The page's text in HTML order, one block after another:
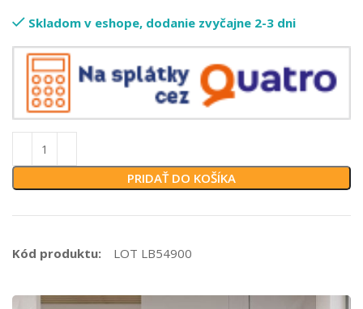
Skladom v eshope, dodanie zvyčajne 2-3 dni
PRIDAŤ DO KOŠÍKA
Kód produktu: LOT LB54900